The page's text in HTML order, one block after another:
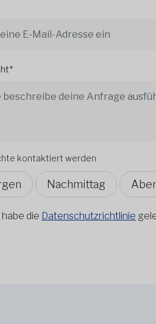
kontaktiert werden
Nachmittag
habe die Datenschutzrichtlinie